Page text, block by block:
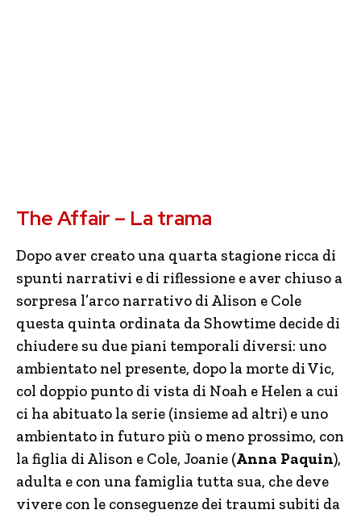
The Affair – La trama
Dopo aver creato una quarta stagione ricca di
spunti narrativi e di riflessione e aver chiuso a
sorpresa l’arco narrativo di Alison e Cole
questa quinta ordinata da Showtime decide di
chiudere su due piani temporali diversi: uno
ambientato nel presente, dopo la morte di Vic,
col doppio punto di vista di Noah e Helen a cui
ci ha abituato la serie (insieme ad altri) e uno
ambientato in futuro più o meno prossimo, con
la figlia di Alison e Cole, Joanie (Anna Paquin),
adulta e con una famiglia tutta sua, che deve
vivere con le conseguenze dei traumi subiti da